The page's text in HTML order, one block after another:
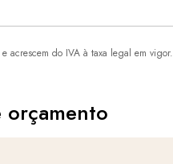
acrescem do IVA à taxa legal em vigor.